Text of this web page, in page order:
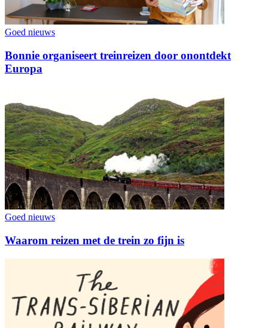
Goed nieuws
Bonnie organiseert treinreizen door onontdekt
Europa
Goed nieuws
Waarom reizen met de trein zo fijn is